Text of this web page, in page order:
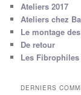
Ateliers 2017
Ateliers chez
Le montage
De retour
Les
DERNIERS